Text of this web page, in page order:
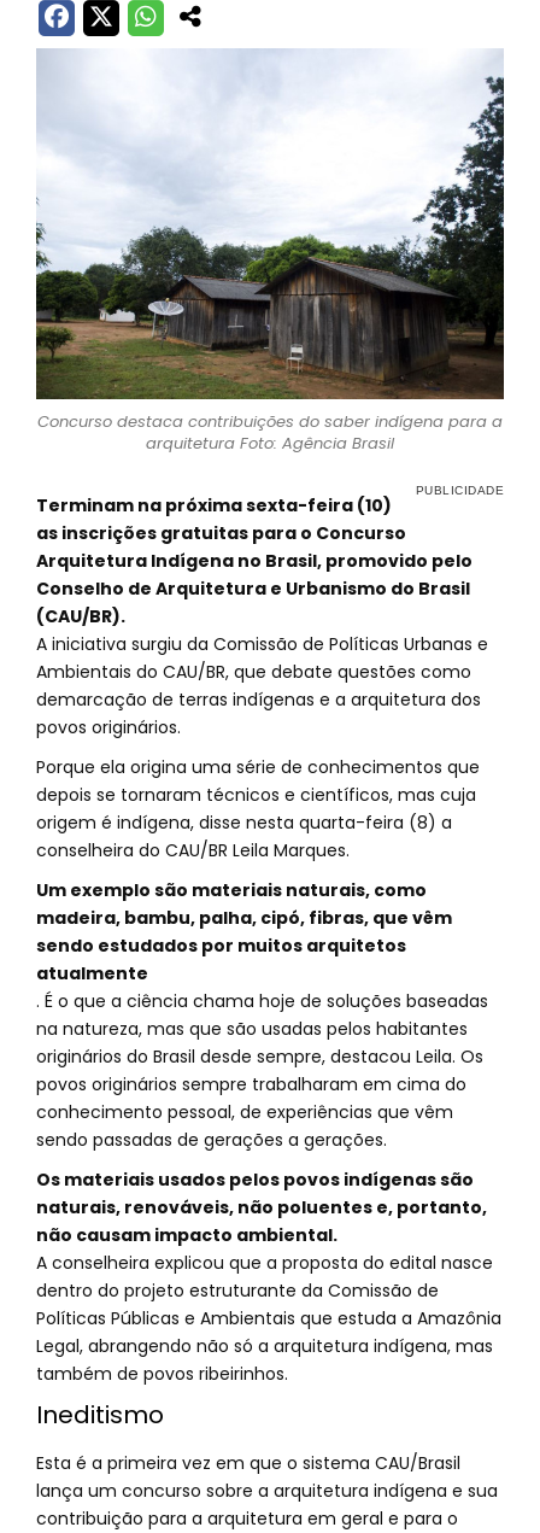
Concurso destaca contribuições do saber indígena para a
arquitetura Foto: Agência Brasil
Terminam na próxima sexta-feira (10)
as inscrições gratuitas para o Concurso
Arquitetura Indígena no Brasil, promovido pelo
Conselho de Arquitetura e Urbanismo do Brasil
(CAU/BR).
A iniciativa surgiu da Comissão de Políticas Urbanas e
Ambientais do CAU/BR, que debate questões como
demarcação de terras indígenas e a arquitetura dos
povos originários.
Porque ela origina uma série de conhecimentos que
depois se tornaram técnicos e científicos, mas cuja
origem é indígena, disse nesta quarta-feira (8) a
conselheira do CAU/BR Leila Marques.
Um exemplo são materiais naturais, como
madeira, bambu, palha, cipó, fibras, que vêm
sendo estudados por muitos arquitetos
atualmente
. É o que a ciência chama hoje de soluções baseadas
na natureza, mas que são usadas pelos habitantes
originários do Brasil desde sempre, destacou Leila. Os
povos originários sempre trabalharam em cima do
conhecimento pessoal, de experiências que vêm
sendo passadas de gerações a gerações.
Os materiais usados pelos povos indígenas são
naturais, renováveis, não poluentes e, portanto,
não causam impacto ambiental.
A conselheira explicou que a proposta do edital nasce
dentro do projeto estruturante da Comissão de
Políticas Públicas e Ambientais que estuda a Amazônia
Legal, abrangendo não só a arquitetura indígena, mas
também de povos ribeirinhos.
Ineditismo
Esta é a primeira vez em que o sistema CAU/Brasil
lança um concurso sobre a arquitetura indígena e sua
contribuição para a arquitetura em geral e para o